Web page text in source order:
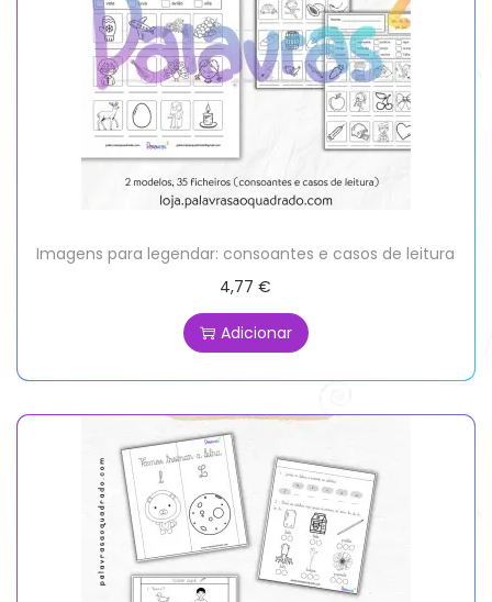
Imagens para legendar: consoantes e casos de leitura
4,77€
Adicionar